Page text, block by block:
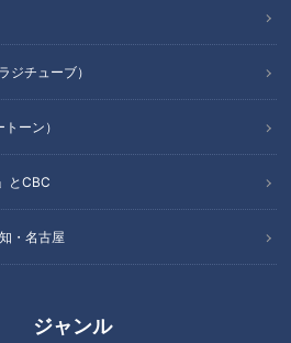
ジチューブ）
ーン）
とCBC
・名古屋
ジャンル